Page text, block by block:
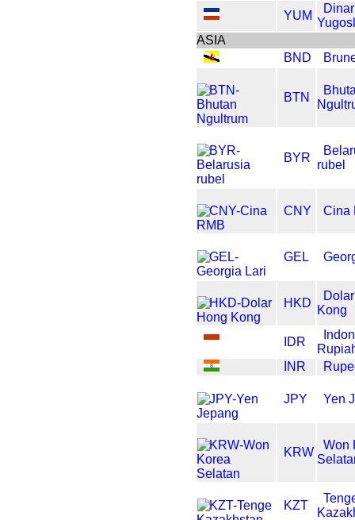
YUM
Dinar
ASIA
BND
BTN
BYR
rubel
CNY Cina
GEL
HKD
Kong
IDR
INR
JPY Yen
KRW
Won
KZT